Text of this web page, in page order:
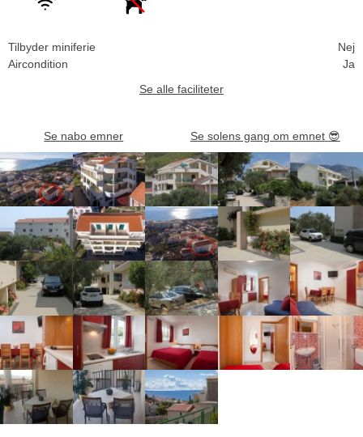
Tilbyder miniferie
Nej
Aircondition
Ja
Se alle faciliteter
Se nabo emner Se solens gang om emnet 😎